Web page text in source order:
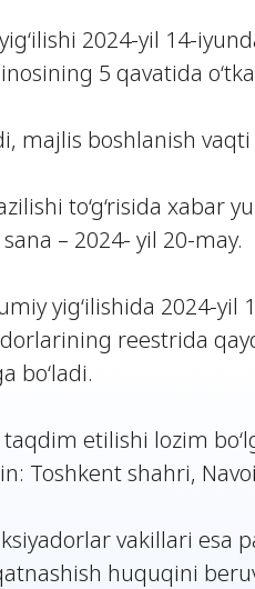
2024-yil 14-
5 qavatida
majlis boshlanish
to‘g‘risida xabar
– 2024- yil 20-may.
yig‘ilishida 2024-yil
reestrida
bo‘ladi.
etilishi lozim
shahri,
vakillari esa
huquqini